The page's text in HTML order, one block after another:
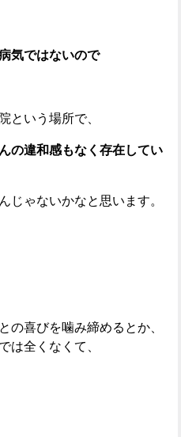
気ではないので
という場所で、
の違和感もなく存在してい
じゃないかなと思います。
の喜びを噛み締めるとか、
は全くなくて、